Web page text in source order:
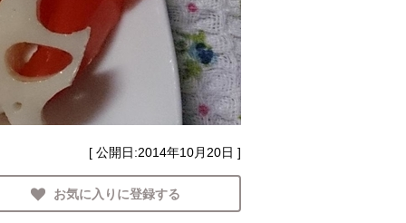
[ 公開日:2014年10月20日 ]
お気に入りに登録する